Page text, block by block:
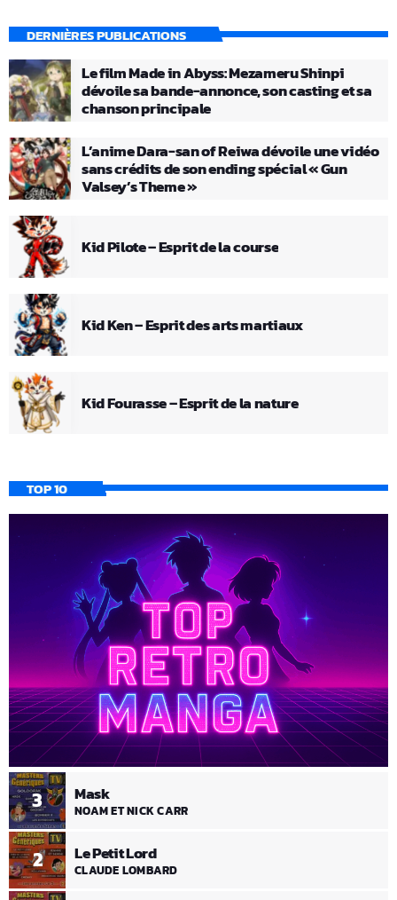
DERNIÈRES PUBLICATIONS
Le film Made in Abyss: Mezameru Shinpi
dévoile sa bande-annonce, son casting et sa
chanson principale
L’anime Dara-san of Reiwa dévoile une vidéo
sans crédits de son ending spécial « Gun
Valsey’s Theme »
Kid Pilote – Esprit de la course
Kid Ken – Esprit des arts martiaux
Kid Fourasse – Esprit de la nature
TOP 10
2 Le Petit Lord
CLAUDE LOMBARD
3 Mask
NOAM ET NICK CARR